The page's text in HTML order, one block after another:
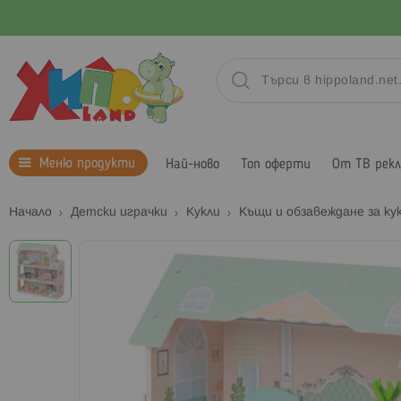
Меню продукти Най-ново Топ оферти От ТВ
Начало Детски играчки Кукли Къщи и обзавеждане за
Преминете
към
края
на